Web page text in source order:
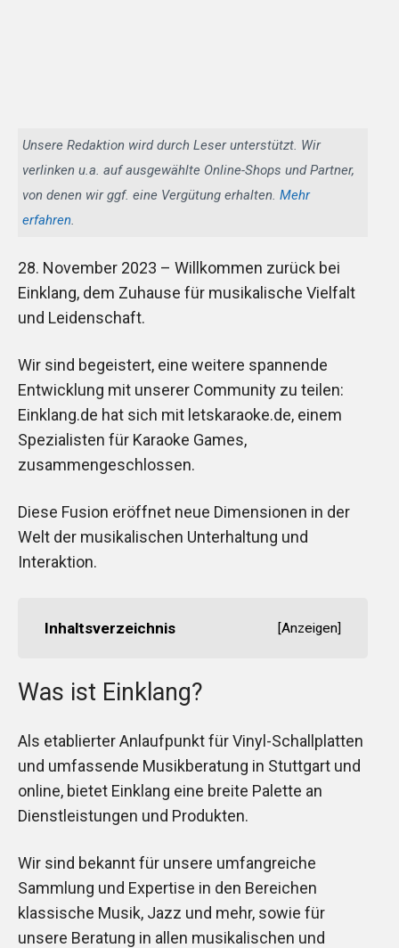
Unsere Redaktion wird durch Leser unterstützt. Wir
verlinken u.a. auf ausgewählte Online-Shops und Partner,
von denen wir ggf. eine Vergütung erhalten. Mehr
erfahren.
28. November 2023 – Willkommen zurück bei
Einklang, dem Zuhause für musikalische Vielfalt
und Leidenschaft.
Wir sind begeistert, eine weitere spannende
Entwicklung mit unserer Community zu teilen:
Einklang.de hat sich mit letskaraoke.de, einem
Spezialisten für Karaoke Games,
zusammengeschlossen.
Diese Fusion eröffnet neue Dimensionen in der
Welt der musikalischen Unterhaltung und
Interaktion.
Inhaltsverzeichnis [Anzeigen]
Was ist Einklang?
Als etablierter Anlaufpunkt für Vinyl-Schallplatten
und umfassende Musikberatung in Stuttgart und
online, bietet Einklang eine breite Palette an
Dienstleistungen und Produkten.
Wir sind bekannt für unsere umfangreiche
Sammlung und Expertise in den Bereichen
klassische Musik, Jazz und mehr, sowie für
unsere Beratung in allen musikalischen und